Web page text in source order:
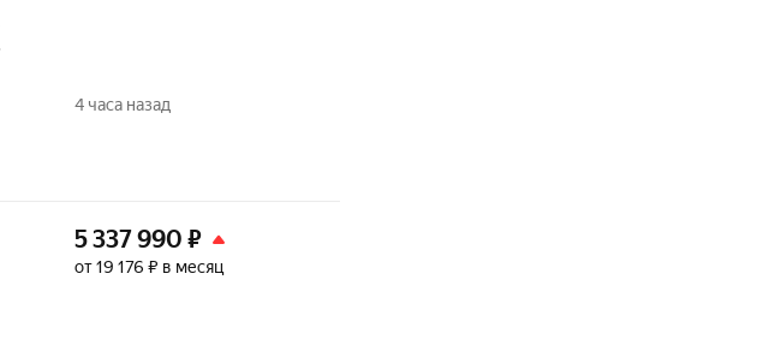
4 часа назад
5 337 990 ₽
от 19 176 ₽ в месяц